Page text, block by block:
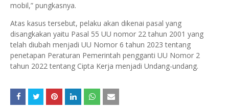
mobil,” pungkasnya.
Atas kasus tersebut, pelaku akan dikenai pasal yang
disangkakan yaitu Pasal 55 UU nomor 22 tahun 2001 yang
telah diubah menjadi UU Nomor 6 tahun 2023 tentang
penetapan Peraturan Pemerintah pengganti UU Nomor 2
tahun 2022 tentang Cipta Kerja menjadi Undang-undang.